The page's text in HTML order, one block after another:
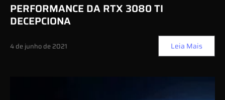
PERFORMANCE DA RTX 3080 TI
DECEPCIONA
4 de junho de 2021 Leia Mais